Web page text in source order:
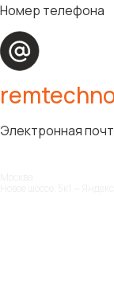
Номер телефона
Электронная